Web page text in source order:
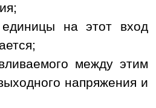
на этот вход
между этим
напряжения и